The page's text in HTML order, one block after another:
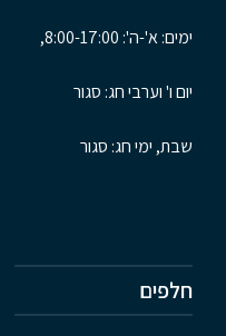
ימים: א'-ה': 8:00-17:00,
יום ו' וערבי חג: סגור
שבת, ימי חג: סגור
חלפים